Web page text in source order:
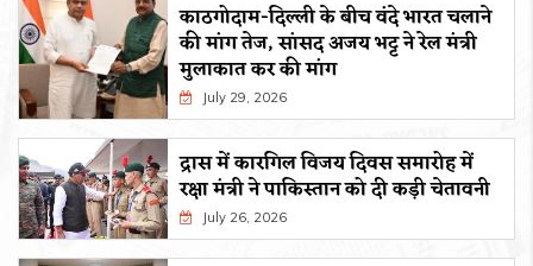
काठगोदाम-दिल्ली के बीच वंदे भारत चलाने
की मांग तेज, सांसद अजय भट्ट ने रेल मंत्री
मुलाकात कर की मांग
July 29, 2026
द्रास में कारगिल विजय दिवस समारोह में
रक्षा मंत्री ने पाकिस्तान को दी कड़ी चेतावनी
July 26, 2026